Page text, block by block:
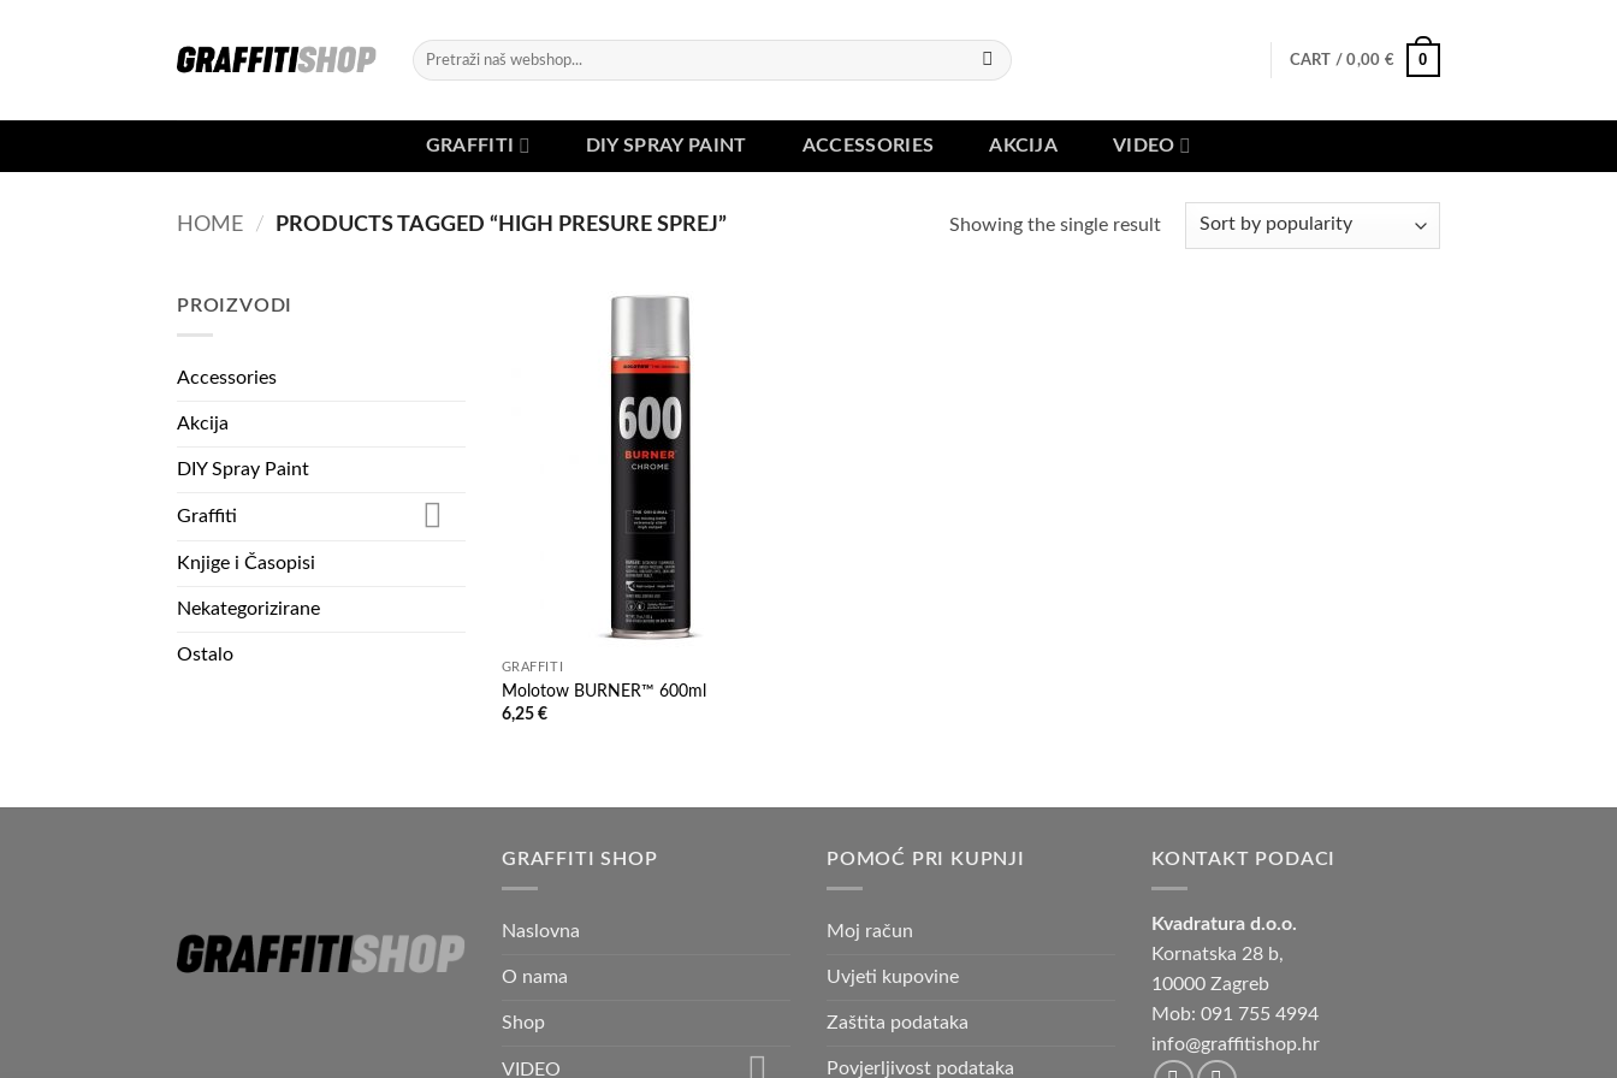
Search
for:
CART /0,00 € 0
GRAFFITI DIY SPRAY PAINT ACCESSORIES AKCIJA VIDEO
HOME / PRODUCTS TAGGED “HIGH PRESURE SPREJ” Showing the single result
PROIZVODI
Accessories
Akcija
DIY Spray Paint
Graffiti
Knjige i Časopisi
Nekategorizirane
Ostalo
GRAFFITI
Molotow BURNER™ 600ml
6,25 €
GRAFFITI SHOP
Naslovna
O nama
Shop
VIDEO
POMOĆ PRI KUPNJI
Moj račun
Uvjeti kupovine
Zaštita podataka
Povjerljivost podataka
KONTAKT PODACI
Kvadratura d.o.o.
Kornatska 28 b,
10000 Zagreb
Mob: 091 755 4994
info@graffitishop.hr